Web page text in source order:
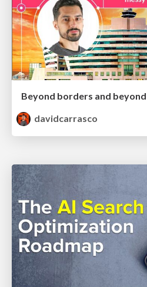
davidcarrasco